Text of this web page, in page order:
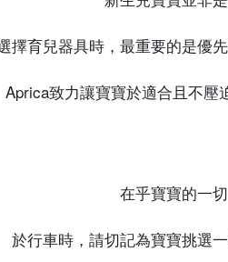
擇育兒器具時，最重要的是優
Aprica致力讓寶寶於適合且不壓
在乎寶寶的一
於行車時，請切記為寶寶挑選